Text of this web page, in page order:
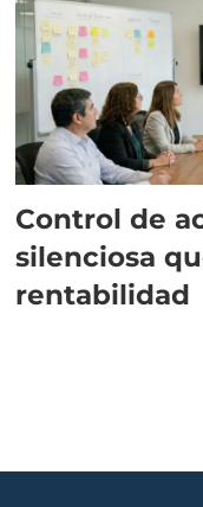
Control de
silenciosa
rentabilidad